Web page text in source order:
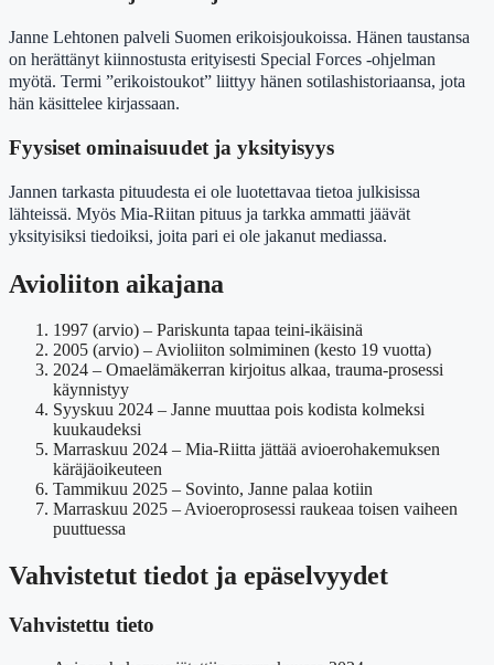
Janne Lehtonen palveli Suomen erikoisjoukoissa. Hänen taustansa
on herättänyt kiinnostusta erityisesti Special Forces -ohjelman
myötä. Termi ”erikoistoukot” liittyy hänen sotilashistoriaansa, jota
hän käsittelee kirjassaan.
Fyysiset ominaisuudet ja yksityisyys
Jannen tarkasta pituudesta ei ole luotettavaa tietoa julkisissa
lähteissä. Myös Mia-Riitan pituus ja tarkka ammatti jäävät
yksityisiksi tiedoiksi, joita pari ei ole jakanut mediassa.
Avioliiton aikajana
1997 (arvio) – Pariskunta tapaa teini-ikäisinä
2005 (arvio) – Avioliiton solmiminen (kesto 19 vuotta)
2024 – Omaelämäkerran kirjoitus alkaa, trauma-prosessi
käynnistyy
Syyskuu 2024 – Janne muuttaa pois kodista kolmeksi
kuukaudeksi
Marraskuu 2024 – Mia-Riitta jättää avioerohakemuksen
käräjäoikeuteen
Tammikuu 2025 – Sovinto, Janne palaa kotiin
Marraskuu 2025 – Avioeroprosessi raukeaa toisen vaiheen
puuttuessa
Vahvistetut tiedot ja epäselvyydet
Vahvistettu tieto